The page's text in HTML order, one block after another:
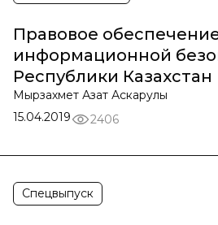
Правовое
информационной
Республики Казахстан
Мырзахмет Азат Аскарулы
15.04.2019
2406
Спецвыпуск